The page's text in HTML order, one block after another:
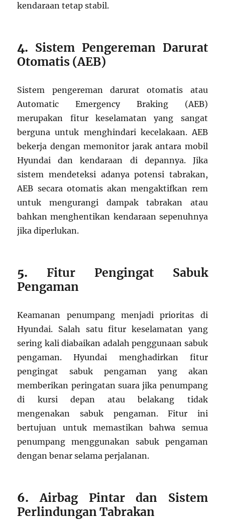
kendaraan tetap stabil.
4. Sistem Pengereman Darurat
Otomatis (AEB)
Sistem pengereman darurat otomatis atau
Automatic Emergency Braking (AEB)
merupakan fitur keselamatan yang sangat
berguna untuk menghindari kecelakaan. AEB
bekerja dengan memonitor jarak antara mobil
Hyundai dan kendaraan di depannya. Jika
sistem mendeteksi adanya potensi tabrakan,
AEB secara otomatis akan mengaktifkan rem
untuk mengurangi dampak tabrakan atau
bahkan menghentikan kendaraan sepenuhnya
jika diperlukan.
5.Fitur Pengingat Sabuk
Pengaman
Keamanan penumpang menjadi prioritas di
Hyundai. Salah satu fitur keselamatan yang
sering kali diabaikan adalah penggunaan sabuk
pengaman. Hyundai menghadirkan fitur
pengingat sabuk pengaman yang akan
memberikan peringatan suara jika penumpang
di kursi depan atau belakang tidak
mengenakan sabuk pengaman. Fitur ini
bertujuan untuk memastikan bahwa semua
penumpang menggunakan sabuk pengaman
dengan benar selama perjalanan.
6.Airbag Pintar dan Sistem
Perlindungan Tabrakan